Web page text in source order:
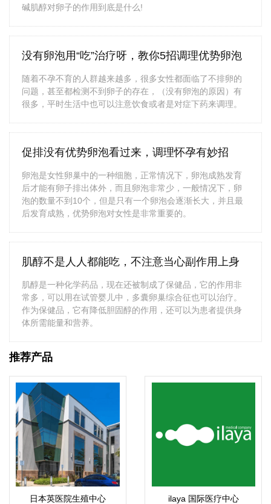
碱肌醇对卵子的作用到底是什么!
没有卵泡用“吃”治疗呀，教你5招调理优势卵泡
随着不孕不育的人群越来越多，很多女性都面临了不排卵的
问题，甚至都检测不到卵子的存在，（没有卵泡的原因）有
很多，平时生活中也可以注意饮食或者是对症下药来调理。
促排没有优势卵泡看过来，调理怀孕有妙招
卵泡是女性卵巢中的一种细胞，正常情况下，卵泡成熟发育
后才能有卵子排出体外，而且卵泡非常少，一般情况下，卵
泡的数量不到10个，但是只有一个卵泡会逐渐长大，并且最
后发育成熟，优势卵泡对女性是非常重要的。
肌醇不是人人都能吃，不注意当心副作用上身
肌醇是一种化学药品，现在还被制成了保健品，它的作用非
常多，可以用在试管婴儿中，多囊卵巢综合征也可以治疗。
作为保健品，它有降低胆固醇的作用，还可以为患者提供身
体所需能量和营养。
推荐产品
日本英医院生殖中心 ilaya 国际医疗中心